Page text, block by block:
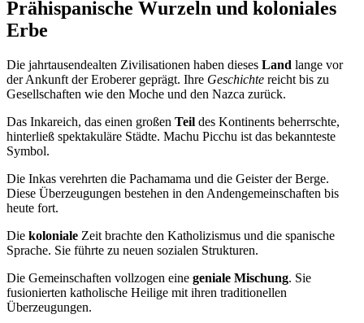
Prähispanische Wurzeln und koloniales
Erbe
Die jahrtausendealten Zivilisationen haben dieses Land lange vor
der Ankunft der Eroberer geprägt. Ihre Geschichte reicht bis zu
Gesellschaften wie den Moche und den Nazca zurück.
Das Inkareich, das einen großen Teil des Kontinents beherrschte,
hinterließ spektakuläre Städte. Machu Picchu ist das bekannteste
Symbol.
Die Inkas verehrten die Pachamama und die Geister der Berge.
Diese Überzeugungen bestehen in den Andengemeinschaften bis
heute fort.
Die koloniale Zeit brachte den Katholizismus und die spanische
Sprache. Sie führte zu neuen sozialen Strukturen.
Die Gemeinschaften vollzogen eine geniale Mischung. Sie
fusionierten katholische Heilige mit ihren traditionellen
Überzeugungen.